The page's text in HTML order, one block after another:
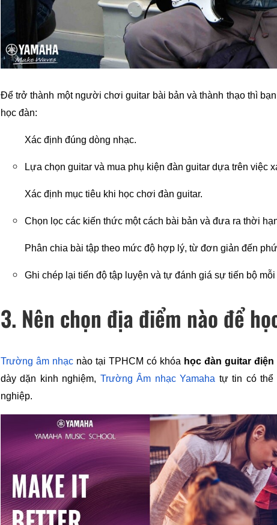
Để trở thành một người chơi guitar bài bản và thành thạo thì
học đàn:
Xác định đúng dòng nhạc.
Lựa chọn guitar và mua phụ kiện đàn guitar dựa trên việc
Xác định mục tiêu khi học chơi đàn guitar.
Chọn lọc các kiến thức một cách bài bản và đưa ra thời
Phân chia bài tập theo mức độ hợp lý, từ đơn giản đến
Ghi chép lại tiến độ tập luyện và tự đánh giá sự tiến bộ mỗi
3. Nên chọn địa điểm nào để
Trường âm nhạc nào tại TPHCM có khóa học đàn guitar điện
dày dặn kinh nghiệm, Trường Âm nhạc Yamaha tự tin có thể
nghiệp.